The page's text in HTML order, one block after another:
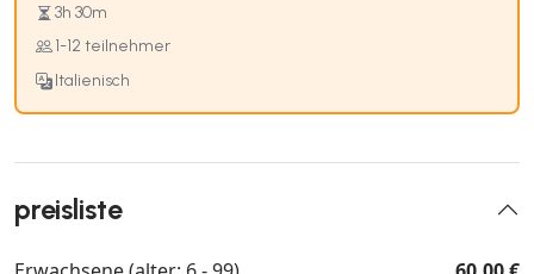
3h 30m
1-12 teilnehmer
Italienisch
preisliste